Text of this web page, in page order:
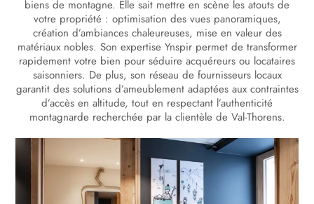
biens de montagne. Elle sait mettre en scène les atouts de
votre propriété : optimisation des vues panoramiques,
création d’ambiances chaleureuses, mise en valeur des
matériaux nobles. Son expertise Ynspir permet de transformer
rapidement votre bien pour séduire acquéreurs ou locataires
saisonniers. De plus, son réseau de fournisseurs locaux
garantit des solutions d’ameublement adaptées aux contraintes
d’accès en altitude, tout en respectant l’authenticité
montagnarde recherchée par la clientèle de Val-Thorens.